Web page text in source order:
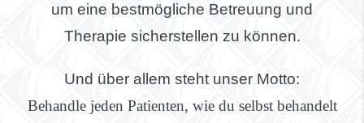
um eine bestmögliche Betreuung und
Therapie sicherstellen zu können.
Und über allem steht unser Motto:
Behandle jeden Patienten, wie du selbst behandelt